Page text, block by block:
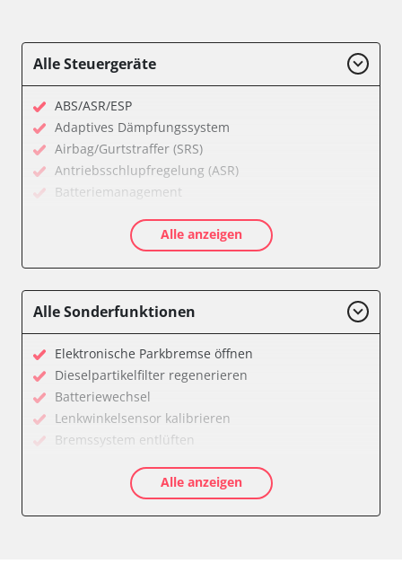
Alle Steuergeräte
ABS/ASR/ESP
Adaptives Dämpfungssystem
Airbag/Gurtstraffer (SRS)
Antriebsschlupfregelung (ASR)
Batteriemanagement
Diagnoseschnittstelle (EOBD/OBDII)
Diebstahlwarnanlage
Fahrzeug Stabilitätskontrolle (VSC)
Feststellbremse (EPB / SBC)
Getriebesteuerung
Gurtkontrollleuchten
Informationsanzeige
Informationsanzeige Armaturenbrett
Informationsanzeige vorne (FDIM)
Karosseriesteuerung
Klimaanlage
Alle anzeigen
Alle Sonderfunktionen
Elektronische Parkbremse öffnen
Dieselpartikelfilter regenerieren
Batteriewechsel
Lenkwinkelsensor kalibrieren
Bremssystem entlüften
AGR Ventil anlernen
Luftmassenmesser anlernen
Alle anzeigen